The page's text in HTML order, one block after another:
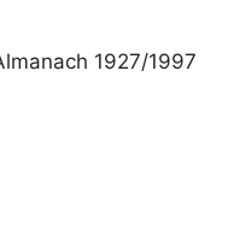
1927/1997